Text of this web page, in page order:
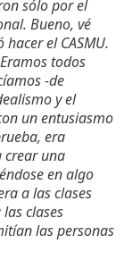
sólo por el
Bueno, vé
el CASMU.
todos
-de
y el
un entusiasmo
era
crear una
en algo
a las clases
clases
las personas